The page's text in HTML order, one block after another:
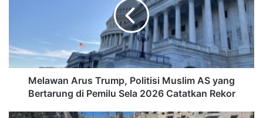
Melawan Arus Trump, Politisi Muslim AS yang
Bertarung di Pemilu Sela 2026 Catatkan Rekor